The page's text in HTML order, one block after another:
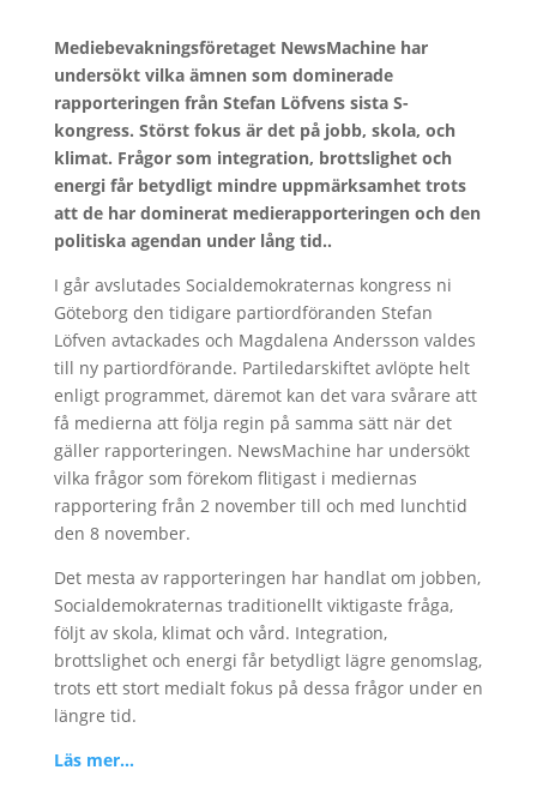
Mediebevakningsföretaget NewsMachine har
undersökt vilka ämnen som dominerade
rapporteringen från Stefan Löfvens sista S-
kongress. Störst fokus är det på jobb, skola, och
klimat. Frågor som integration, brottslighet och
energi får betydligt mindre uppmärksamhet trots
att de har dominerat medierapporteringen och den
politiska agendan under lång tid..
I går avslutades Socialdemokraternas kongress ni
Göteborg den tidigare partiordföranden Stefan
Löfven avtackades och Magdalena Andersson valdes
till ny partiordförande. Partiledarskiftet avlöpte helt
enligt programmet, däremot kan det vara svårare att
få medierna att följa regin på samma sätt när det
gäller rapporteringen. NewsMachine har undersökt
vilka frågor som förekom flitigast i mediernas
rapportering från 2 november till och med lunchtid
den 8 november.
Det mesta av rapporteringen har handlat om jobben,
Socialdemokraternas traditionellt viktigaste fråga,
följt av skola, klimat och vård. Integration,
brottslighet och energi får betydligt lägre genomslag,
trots ett stort medialt fokus på dessa frågor under en
längre tid.
Läs mer…